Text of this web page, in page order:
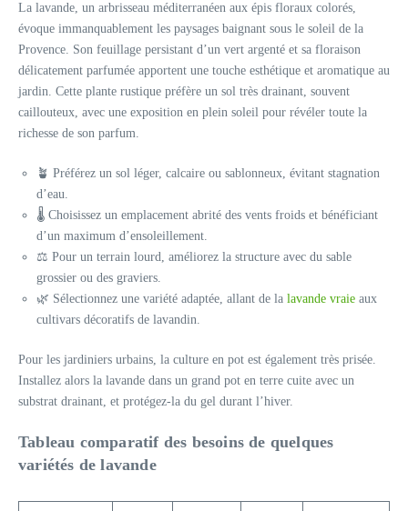
La lavande, un arbrisseau méditerranéen aux épis floraux colorés,
évoque immanquablement les paysages baignant sous le soleil de la
Provence. Son feuillage persistant d’un vert argenté et sa floraison
délicatement parfumée apportent une touche esthétique et aromatique au
jardin. Cette plante rustique préfère un sol très drainant, souvent
caillouteux, avec une exposition en plein soleil pour révéler toute la
richesse de son parfum.
🪴 Préférez un sol léger, calcaire ou sablonneux, évitant stagnation
d’eau.
🌡️ Choisissez un emplacement abrité des vents froids et bénéficiant
d’un maximum d’ensoleillement.
⚖️ Pour un terrain lourd, améliorez la structure avec du sable
grossier ou des graviers.
🌿 Sélectionnez une variété adaptée, allant de la lavande vraie aux
cultivars décoratifs de lavandin.
Pour les jardiniers urbains, la culture en pot est également très prisée.
Installez alors la lavande dans un grand pot en terre cuite avec un
substrat drainant, et protégez-la du gel durant l’hiver.
Tableau comparatif des besoins de quelques
variétés de lavande